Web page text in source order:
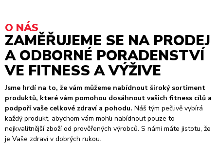
O NÁS
ZAMĚŘUJEME SE NA PRODEJ
A ODBORNÉ PORADENSTVÍ
VE FITNESS A VÝŽIVE
Jsme hrdí na to, že vám můžeme nabídnout široký sortiment
produktů, které vám pomohou dosáhnout vašich fitness cílů a
podpoří vaše celkové zdraví a pohodu. Náš tým pečlivě vybírá
každý produkt, abychom vám mohli nabídnout pouze to
nejkvalitnější zboží od prověřených výrobců. S námi máte jistotu, že
je Vaše zdraví v dobrých rukou.